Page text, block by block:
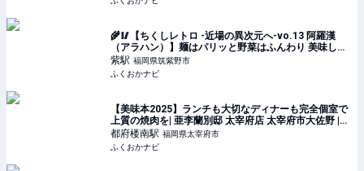
🌾🥢【ちくしレトロ -近場の異次元へ-vo.13 阿羅漢
（アラハン）】麺はパリッと野菜はふんわり 美味しい
記憶がよみがえる | ふくおかナビ
紫駅 福岡県筑紫野市
ふくおかナビ
【美味本2025】ランチも大切なディナーも完全個室で
上質の焼肉を| 亜李蘭別邸 太宰府店 太宰府市大佐野 |
ふくおかナビ
都府楼南駅 福岡県太宰府市
ふくおかナビ